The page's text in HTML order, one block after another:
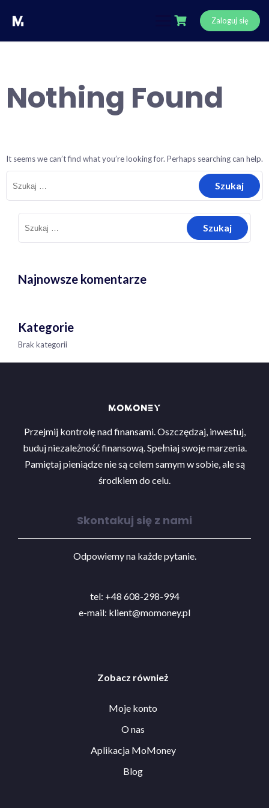
content
Zaloguj się
Nothing Found
It seems we can’t find what you’re looking for. Perhaps searching can help.
Szukaj:
Szukaj:
Najnowsze komentarze
Kategorie
Brak kategorii
Przejmij kontrolę nad finansami. Oszczędzaj, inwestuj,
buduj niezależność finansową. Spełniaj swoje marzenia.
Pamiętaj pieniądze nie są celem samym w sobie, ale są
środkiem do celu.
Skontakuj się z nami
Odpowiemy na każde pytanie.
tel: +48 608-298-994
e-mail: klient@momoney.pl
Zobacz również
Moje konto
O nas
Aplikacja MoMoney
Blog